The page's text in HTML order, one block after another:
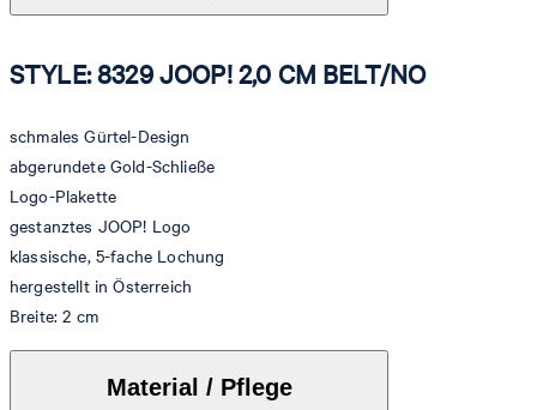
STYLE: 8329 JOOP! 2,0 CM BELT/NO
schmales Gürtel-Design
abgerundete Gold-Schließe
Logo-Plakette
gestanztes JOOP! Logo
klassische, 5-fache Lochung
hergestellt in Österreich
Breite: 2 cm
Material / Pflege